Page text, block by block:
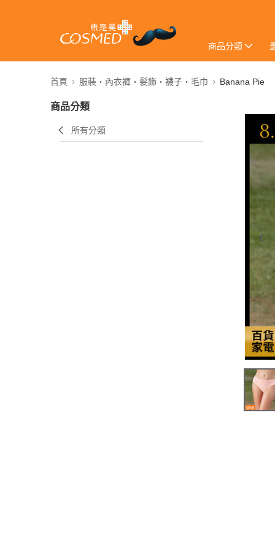
商品分類
首頁 服裝・內衣褲・髮飾・襪子・毛巾 Banana Pie
商品分類
所有分類